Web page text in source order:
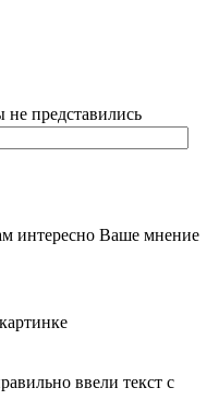
не представились
интересно Ваше мнение
ввели текст с